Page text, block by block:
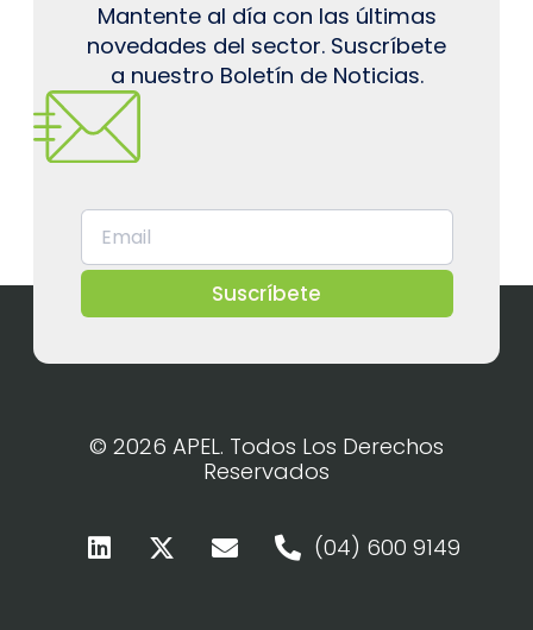
Mantente al día con las últimas
novedades del sector. Suscríbete
a nuestro Boletín de Noticias.
Suscríbete
© 2026 APEL. Todos Los Derechos
Reservados
(04) 600 9149